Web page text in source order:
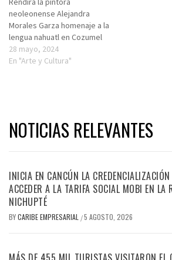
neoleonense Alejandra
Morales Garza homenaje a la
lengua nahuatl en Cozumel
28 mayo, 2024
En "Arte y Cultura"
NOTICIAS RELEVANTES
INICIA EN CANCÚN LA
ACCEDER A LA TARIFA SOCIAL MOBI EN LA
NICHUPTÉ
BYCARIBE EMPRESARIAL /5 AGOSTO, 2026